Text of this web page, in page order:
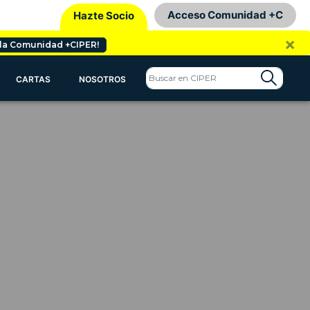
Hazte Socio Acceso Comunidad +C
la Comunidad +CIPER! ×
CARTAS NOSOTROS